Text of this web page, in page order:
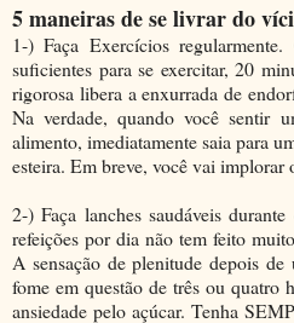
5 maneiras de se livrar do
1-) Faça Exercícios regularmente.
suficientes para se exercitar, 20
rigorosa libera a enxurrada de
Na verdade, quando você sentir
alimento, imediatamente saia para
esteira. Em breve, você vai implorar
2-) Faça lanches saudáveis
refeições por dia não tem feito
A sensação de plenitude depois
fome em questão de três ou quatro
ansiedade pelo açúcar. Tenha